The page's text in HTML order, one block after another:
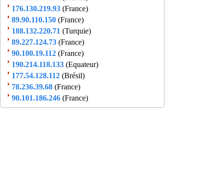
176.130.219.93 (France)
89.90.110.150 (France)
188.132.220.71 (Turquie)
89.227.124.73 (France)
90.100.19.112 (France)
190.214.118.133 (Equateur)
177.54.128.112 (Brésil)
78.236.39.68 (France)
90.101.186.246 (France)